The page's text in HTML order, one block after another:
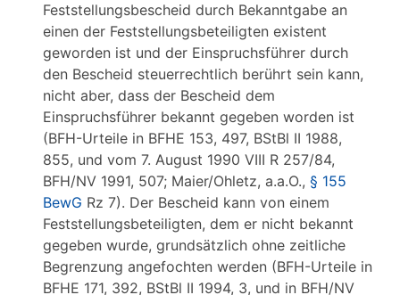
Feststellungsbescheid durch Bekanntgabe an
einen der Feststellungsbeteiligten existent
geworden ist und der Einspruchsführer durch
den Bescheid steuerrechtlich berührt sein kann,
nicht aber, dass der Bescheid dem
Einspruchsführer bekannt gegeben worden ist
(BFH-Urteile in BFHE 153, 497, BStBl II 1988,
855, und vom 7. August 1990 VIII R 257/84,
BFH/NV 1991, 507; Maier/Ohletz, a.a.O., § 155
BewG Rz 7). Der Bescheid kann von einem
Feststellungsbeteiligten, dem er nicht bekannt
gegeben wurde, grundsätzlich ohne zeitliche
Begrenzung angefochten werden (BFH-Urteile in
BFHE 171, 392, BStBl II 1994, 3, und in BFH/NV